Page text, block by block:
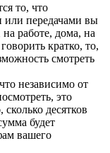
то, что
передачами вы
работе, дома, на
кратко, то,
смотреть
независимо от
это
десятков
будет
вашего